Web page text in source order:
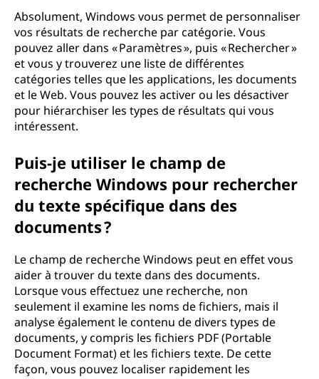
Absolument, Windows vous permet de personnaliser
vos résultats de recherche par catégorie. Vous
pouvez aller dans « Paramètres », puis « Rechercher »
et vous y trouverez une liste de différentes
catégories telles que les applications, les documents
et le Web. Vous pouvez les activer ou les désactiver
pour hiérarchiser les types de résultats qui vous
intéressent.
Puis-je utiliser le champ de
recherche Windows pour rechercher
du texte spécifique dans des
documents ?
Le champ de recherche Windows peut en effet vous
aider à trouver du texte dans des documents.
Lorsque vous effectuez une recherche, non
seulement il examine les noms de fichiers, mais il
analyse également le contenu de divers types de
documents, y compris les fichiers PDF (Portable
Document Format) et les fichiers texte. De cette
façon, vous pouvez localiser rapidement les